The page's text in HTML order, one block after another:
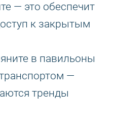
— это обеспечит
к закрытым
в павильоны
—
тренды